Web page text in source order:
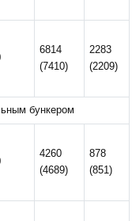
6814
(7410)
2283
(2209)
бункером
4260
(4689)
878
(851)